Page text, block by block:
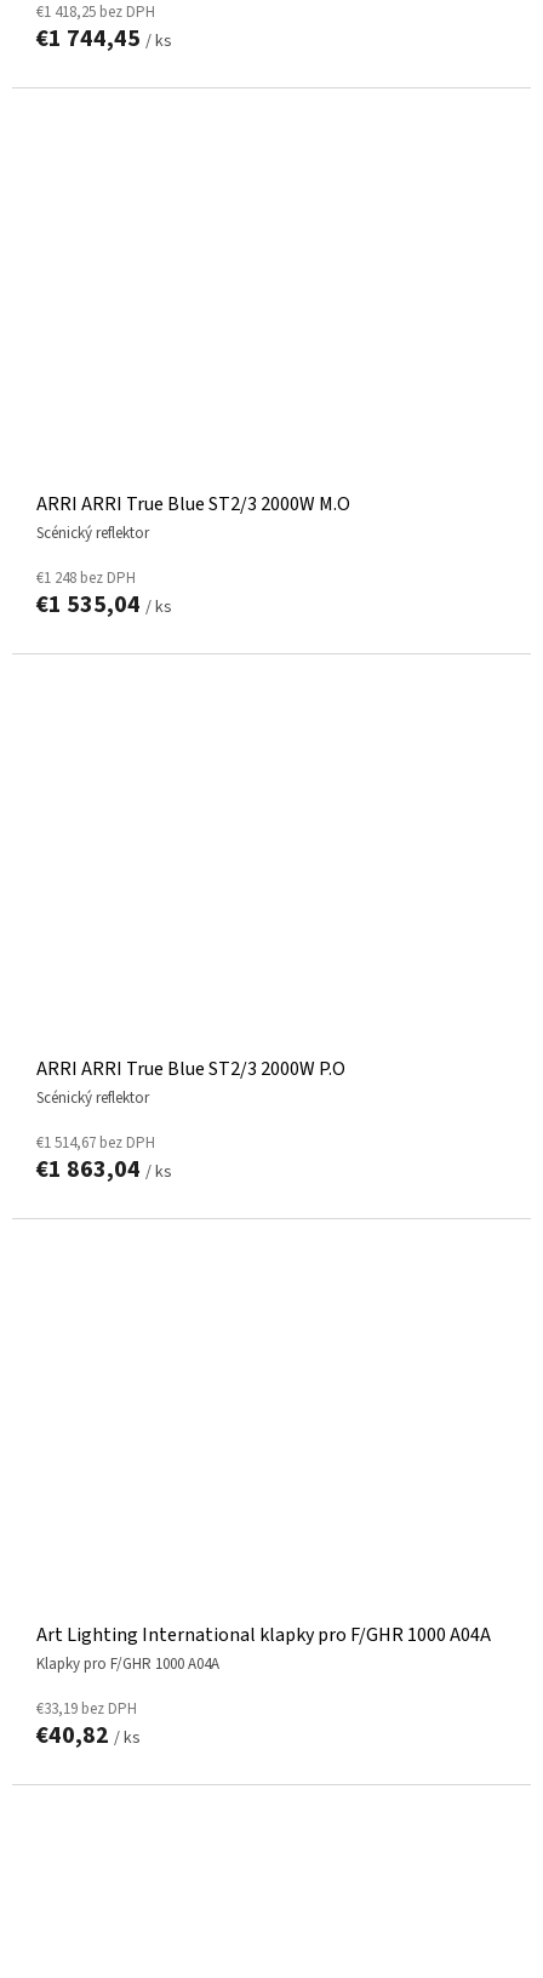
€1 418,25 bez DPH
€1 744,45 / ks
ARRI ARRI True Blue ST2/3 2000W M.O
scénický reflektor
€1 248 bez DPH
€1 535,04 / ks
ARRI ARRI True Blue ST2/3 2000W P.O
scénický reflektor
€1 514,67 bez DPH
€1 863,04 / ks
Art Lighting International klapky pro F/GHR 1000 A04A
klapky pro F/GHR 1000 A04A
€33,19 bez DPH
€40,82 / ks